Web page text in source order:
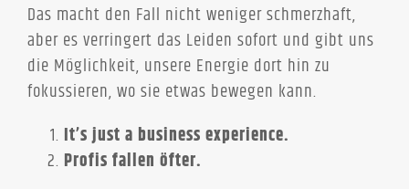
Das macht den Fall nicht weniger schmerzhaft,
aber es verringert das Leiden sofort und gibt uns
die Möglichkeit, unsere Energie dort hin zu
fokussieren, wo sie etwas bewegen kann.
It’s just a business experience.
Profis fallen öfter.